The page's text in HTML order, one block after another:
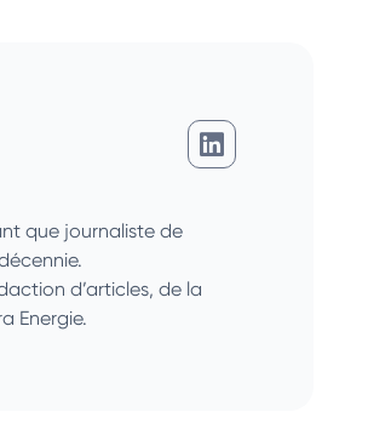
Giovanni
que journaliste de
d’articles, de la
Energie.